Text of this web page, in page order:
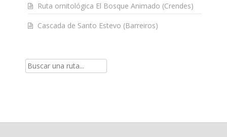
Ruta ornitológica El Bosque Animado (Crendes)
Cascada de Santo Estevo (Barreiros)